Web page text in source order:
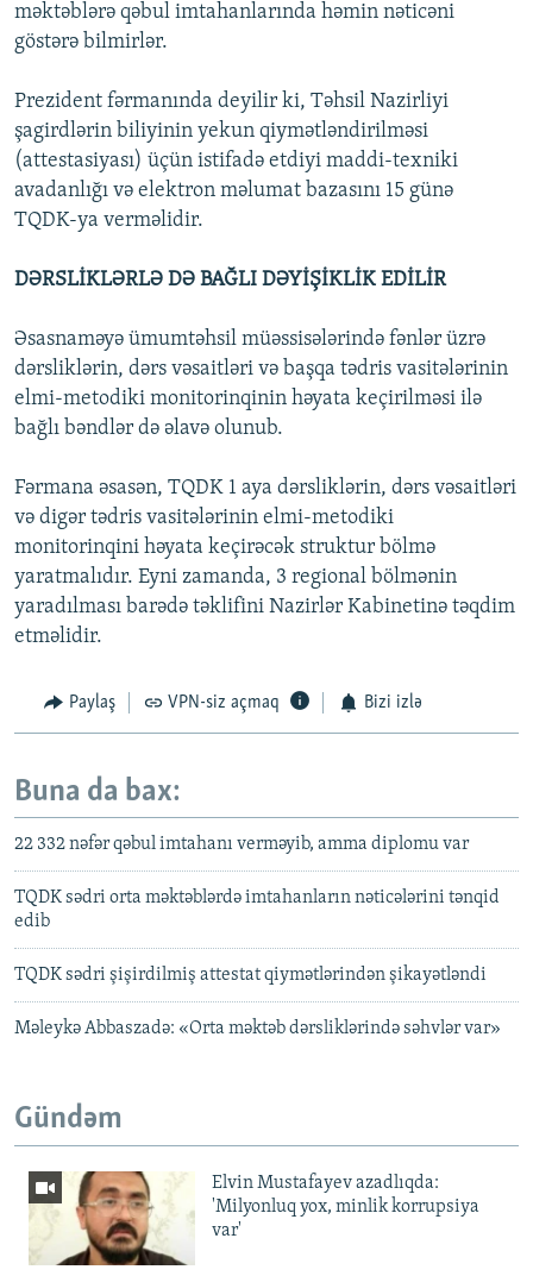
məktəblərə qəbul imtahanlarında həmin nəticəni
göstərə bilmirlər.
Prezident fərmanında deyilir ki, Təhsil Nazirliyi
şagirdlərin biliyinin yekun qiymətləndirilməsi
(attestasiyası) üçün istifadə etdiyi maddi-texniki
avadanlığı və elektron məlumat bazasını 15 günə
TQDK-ya verməlidir.
DƏRSLİKLƏRLƏ DƏ BAĞLI DƏYİŞİKLİK EDİLİR
Əsasnaməyə ümumtəhsil müəssisələrində fənlər üzrə
dərsliklərin, dərs vəsaitləri və başqa tədris vasitələrinin
elmi-metodiki monitorinqinin həyata keçirilməsi ilə
bağlı bəndlər də əlavə olunub.
Fərmana əsasən, TQDK 1 aya dərsliklərin, dərs vəsaitləri
və digər tədris vasitələrinin elmi-metodiki
monitorinqini həyata keçirəcək struktur bölmə
yaratmalıdır. Eyni zamanda, 3 regional bölmənin
yaradılması barədə təklifini Nazirlər Kabinetinə təqdim
etməlidir.
Paylaş VPN-siz açmaq Bizi izlə
Buna da bax:
22 332 nəfər qəbul imtahanı verməyib, amma diplomu var
TQDK sədri orta məktəblərdə imtahanların nəticələrini tənqid
edib
TQDK sədri şişirdilmiş attestat qiymətlərindən şikayətləndi
Məleykə Abbaszadə: «Orta məktəb dərsliklərində səhvlər var»
Gündəm
Elvin Mustafayev azadlıqda:
'Milyonluq yox, minlik korrupsiya
var'